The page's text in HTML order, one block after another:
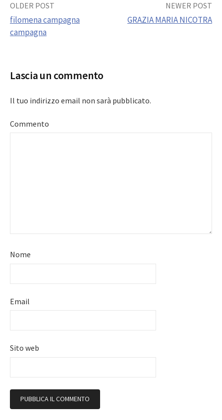
Post
navigation
OLDER POST
filomena campagna
campagna
NEWER POST
GRAZIA MARIA NICOTRA
Lascia un commento
Il tuo indirizzo email non sarà pubblicato.
Commento
Nome
Email
Sito web